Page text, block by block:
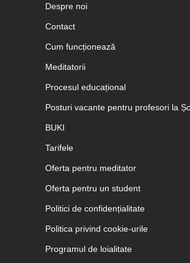
Despre noi
Contact
Cum funcționează
Meditatorii
Procesul educațional
Posturi vacante pentru profesori la
BUKI
Tarifele
Oferta pentru meditator
Oferta pentru un student
Politici de confidențialitate
Politica privind cookie-urile
Programul de loialitate